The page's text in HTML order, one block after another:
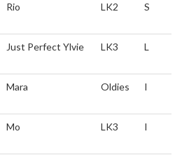
Rio LK2 S
Just Perfect Ylvie LK3 L
Mara Oldies I
Mo LK3 I